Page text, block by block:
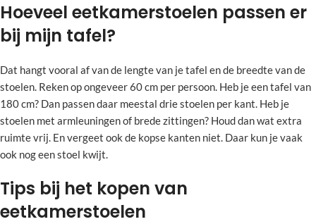
Hoeveel eetkamerstoelen passen er
bij mijn tafel?
Dat hangt vooral af van de lengte van je tafel en de breedte van de
stoelen. Reken op ongeveer 60 cm per persoon. Heb je een tafel van
180 cm? Dan passen daar meestal drie stoelen per kant. Heb je
stoelen met armleuningen of brede zittingen? Houd dan wat extra
ruimte vrij. En vergeet ook de kopse kanten niet. Daar kun je vaak
ook nog een stoel kwijt.
Tips bij het kopen van
eetkamerstoelen